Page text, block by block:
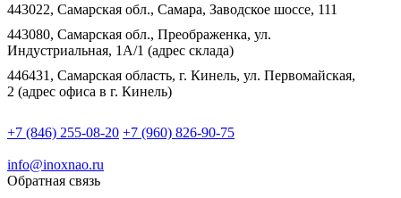
443022, Самарская обл., Самара, Заводское шоссе, 111
443080, Самарская обл., Преображенка, ул.
Индустриальная, 1А/1 (адрес склада)
446431, Самарская область, г. Кинель, ул. Первомайская,
2 (адрес офиса в г. Кинель)
+7 (846) 255-08-20 +7 (960) 826-90-75
info@inoxnao.ru
Обратная связь